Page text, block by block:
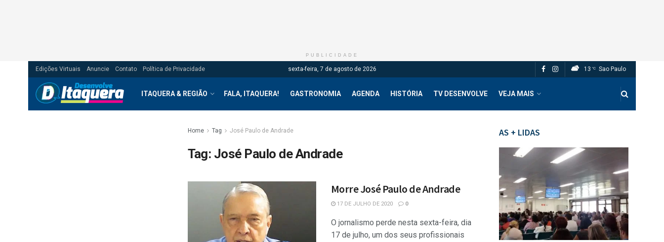
PUBLICIDADE
Edições Virtuais Anuncie Contato Política de Privacidade sexta-feira, 7 de agosto de 2026 13 °C Sao Paulo
ITAQUERA & REGIÃO FALA, ITAQUERA! GASTRONOMIA AGENDA HISTÓRIA TV DESENVOLVE VEJA MAIS
Home Tag José Paulo de Andrade
Tag: José Paulo de Andrade
Morre José Paulo de Andrade
17 DE JULHO DE 2020 0
O jornalismo perde nesta sexta-feira, dia
17 de julho, um dos seus profissionais
AS + LIDAS